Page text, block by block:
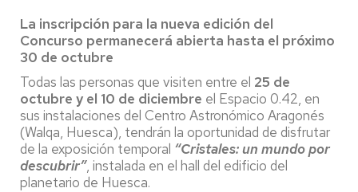
La inscripción para la nueva edición del
Concurso permanecerá abierta hasta el próximo
30 de octubre
Todas las personas que visiten entre el 25 de
octubre y el 10 de diciembre el Espacio 0.42, en
sus instalaciones del Centro Astronómico Aragonés
(Walqa, Huesca), tendrán la oportunidad de disfrutar
de la exposición temporal “Cristales: un mundo por
descubrir”, instalada en el hall del edificio del
planetario de Huesca.